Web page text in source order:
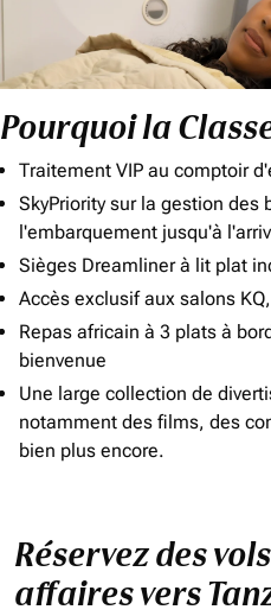
Pourquoi la
Traitement VIP au comptoir
SkyPriority sur la gestion des
l'embarquement jusqu'à
Sièges Dreamliner à lit plat
Accès exclusif aux salons
Repas africain à 3 plats à
bienvenue
Une large collection de
notamment des films, des
bien plus encore.
Réservez des
affaires vers